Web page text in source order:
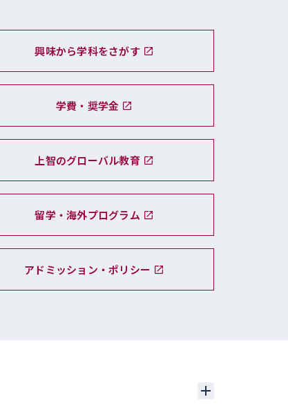
興味から学科をさがす
学費・奨学金
上智のグローバル教育
留学・海外プログラム
アドミッション・ポリシー